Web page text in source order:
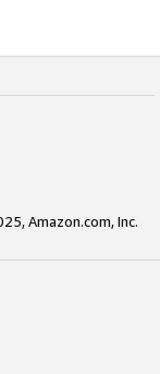
Amazon.com, Inc.